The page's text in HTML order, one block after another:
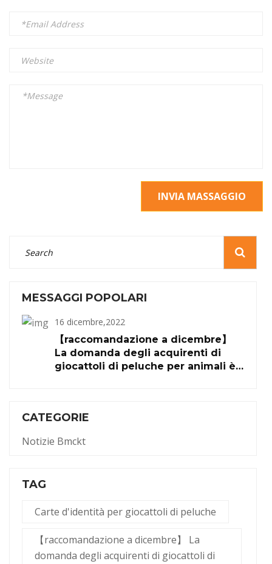
INVIA MASSAGGIO
MESSAGGI POPOLARI
16 dicembre,2022
【raccomandazione a dicembre】
La domanda degli acquirenti di
giocattoli di peluche per animali è
CATEGORIE
Notizie Bmckt
TAG
Carte d'identità per giocattoli di peluche
【raccomandazione a dicembre】 La
domanda degli acquirenti di giocattoli di